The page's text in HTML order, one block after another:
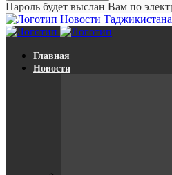
Пароль будет выслан Вам по
Новости Таджикистана
Главная
Новости